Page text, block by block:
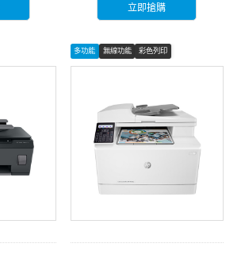
立即搶購
多功能 無線功能 彩色列印